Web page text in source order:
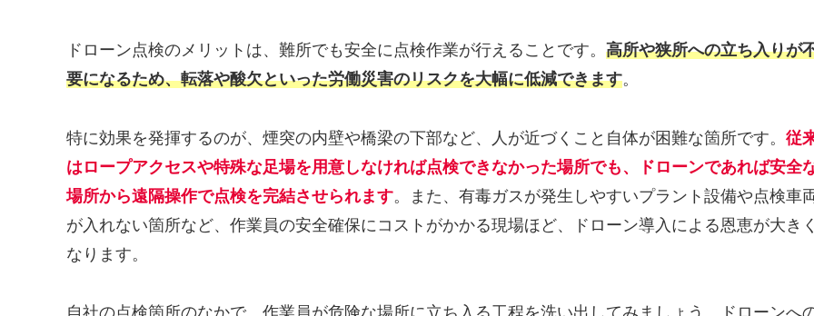
ドローン点検のメリットは、難所でも安全に点検作業が行えることです。 高所や狭所への立ち入りが
要になるため、転落や酸欠といった労働災害のリスクを大幅に低減できます。
特に効果を発揮するのが、煙突の内壁や橋梁の下部など、人が近づくこと自体が困難な箇所です。 従
はロープアクセスや特殊な足場を用意しなければ点検できなかった場所でも、ドローンであれば安全
場所から遠隔操作で点検を完結させられます。また、有毒ガスが発生しやすいプラント設備や点検車
が入れない箇所など、作業員の安全確保にコストがかかる現場ほど、ドローン導入による恩恵が大きく
なります。